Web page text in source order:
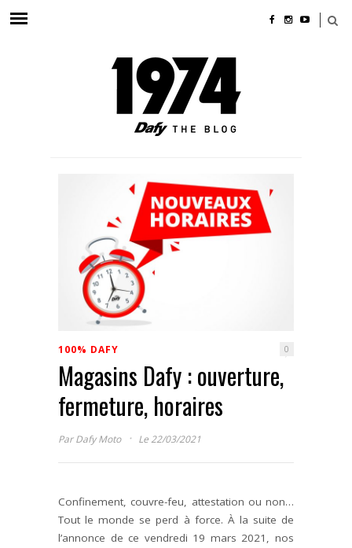
100% DAFY 0
Magasins Dafy : ouverture,
fermeture, horaires
ParDafy Moto · Le 22/03/2021
Confinement, couvre-feu, attestation ou non…
Tout le monde se perd à force. À la suite de
l’annonce de ce vendredi 19 mars 2021, nos